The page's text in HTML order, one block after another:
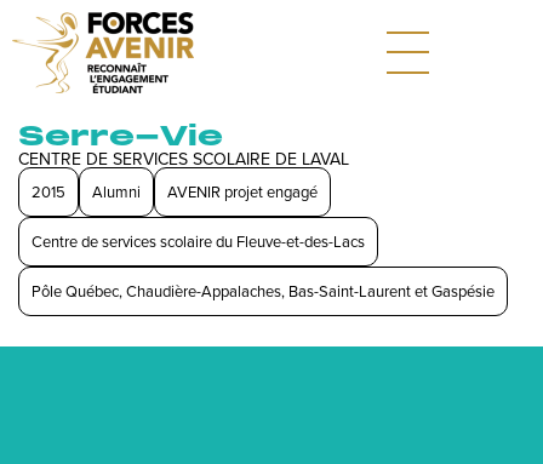
Serre-Vie
CENTRE DE SERVICES SCOLAIRE DE LAVAL
2015 Alumni AVENIR projet engagé
Centre de services scolaire du Fleuve-et-des-Lacs
Pôle Québec, Chaudière-Appalaches, Bas-Saint-Laurent et Gaspésie